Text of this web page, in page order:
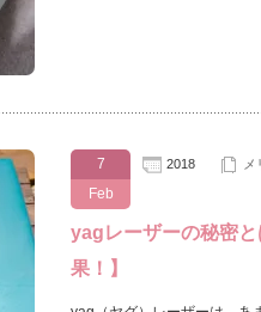
7
Feb
2018 メ
yagレーザーの秘密
果！】